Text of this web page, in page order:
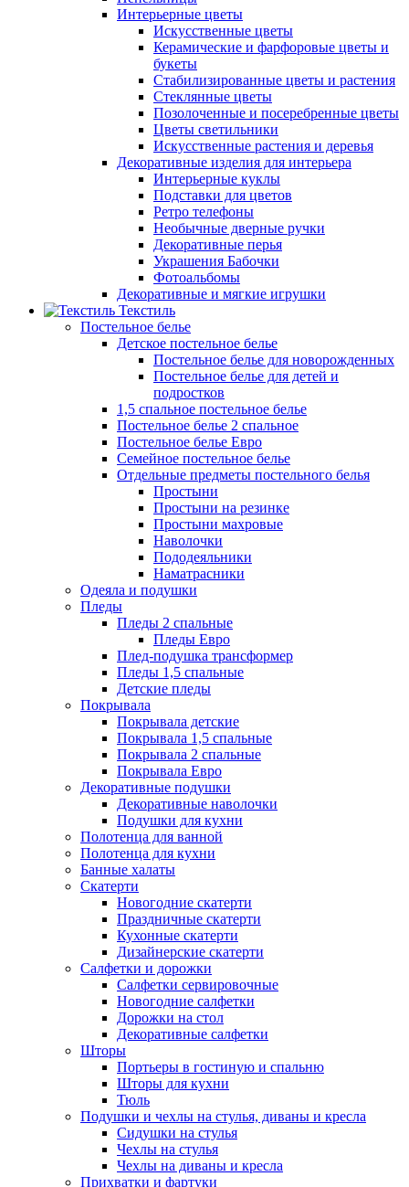
Интерьерные цветы
Искусственные цветы
Керамические и фарфоровые цветы и
букеты
Стабилизированные цветы и растения
Стеклянные цветы
Позолоченные и посеребренные цветы
Цветы светильники
Искусственные растения и деревья
Декоративные изделия для интерьера
Интерьерные куклы
Подставки для цветов
Ретро телефоны
Необычные дверные ручки
Декоративные перья
Украшения Бабочки
Фотоальбомы
Декоративные и мягкие игрушки
Текстиль
Постельное белье
Детское постельное белье
Постельное белье для новорожденных
Постельное белье для детей и
подростков
1,5 спальное постельное белье
Постельное белье 2 спальное
Постельное белье Евро
Семейное постельное белье
Отдельные предметы постельного белья
Простыни
Простыни на резинке
Простыни махровые
Наволочки
Пододеяльники
Наматрасники
Одеяла и подушки
Пледы
Пледы 2 спальные
Пледы Евро
Плед-подушка трансформер
Пледы 1,5 спальные
Детские пледы
Покрывала
Покрывала детские
Покрывала 1,5 спальные
Покрывала 2 спальные
Покрывала Евро
Декоративные подушки
Декоративные наволочки
Подушки для кухни
Полотенца для ванной
Полотенца для кухни
Банные халаты
Скатерти
Новогодние скатерти
Праздничные скатерти
Кухонные скатерти
Дизайнерские скатерти
Салфетки и дорожки
Салфетки сервировочные
Новогодние салфетки
Дорожки на стол
Декоративные салфетки
Шторы
Портьеры в гостиную и спальню
Шторы для кухни
Тюль
Подушки и чехлы на стулья, диваны и кресла
Сидушки на стулья
Чехлы на стулья
Чехлы на диваны и кресла
Прихватки и фартуки